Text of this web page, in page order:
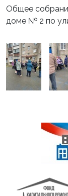
Общее
доме № 2 по